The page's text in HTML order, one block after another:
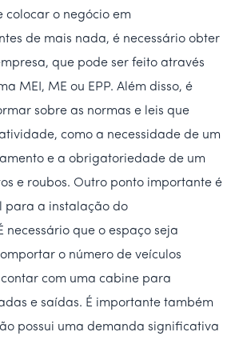
colocar o negócio em
de mais nada, é necessário obter
que pode ser feito através
MEI, ME ou EPP. Além disso, é
sobre as normas e leis que
como a necessidade de um
e a obrigatoriedade de um
e roubos. Outro ponto importante é
para a instalação do
necessário que o espaço seja
o número de veículos
com uma cabine para
e saídas. É importante também
possui uma demanda significativa